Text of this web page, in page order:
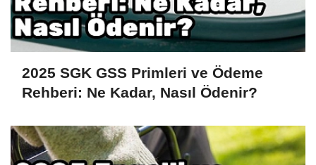
2025 SGK GSS Primleri ve Ödeme
Rehberi: Ne Kadar, Nasıl Ödenir?